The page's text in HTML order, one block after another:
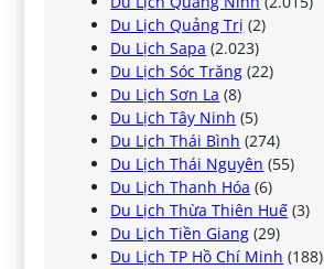
Du Lịch Quảng Trị (2)
Du Lịch Sapa (2.023)
Du Lịch Sóc Trăng (22)
Du Lịch Sơn La (8)
Du Lịch Tây Ninh (5)
Du Lịch Thái Bình (274)
Du Lịch Thái Nguyên (55)
Du Lịch Thanh Hóa (6)
Du Lịch Thừa Thiên Huế (3)
Du Lịch Tiền Giang (29)
Du Lịch TP Hồ Chí Minh (188)